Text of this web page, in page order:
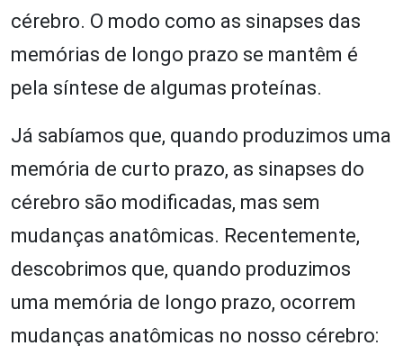
cérebro. O modo como as sinapses das
memórias de longo prazo se mantêm é
pela síntese de algumas proteínas.
Já sabíamos que, quando produzimos uma
memória de curto prazo, as sinapses do
cérebro são modificadas, mas sem
mudanças anatômicas. Recentemente,
descobrimos que, quando produzimos
uma memória de longo prazo, ocorrem
mudanças anatômicas no nosso cérebro: